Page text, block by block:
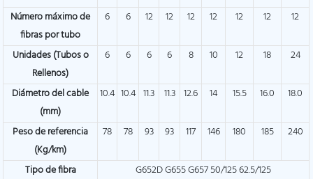
Número máximo de
fibras por tubo
6 6 12 12 12 12 12 12 12
Unidades (Tubos o
Rellenos)
6 6 6 6 8 10 12 18 24
Diámetro del cable
(mm)
10.4 10.4 11.3 11.3 12.6 14 15.5 16.0 18.0
Peso de referencia
(Kg/km)
78 78 93 93 117 146 180 185 240
Tipo de fibra
G652D G655 G657 50/125 62.5/125